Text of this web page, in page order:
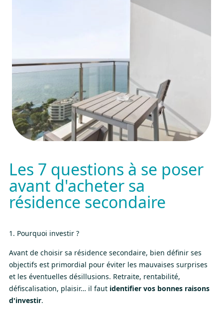
Les 7 questions à se poser
avant d'acheter sa
résidence secondaire
1. Pourquoi investir ?
Avant de choisir sa résidence secondaire, bien définir ses
objectifs est primordial pour éviter les mauvaises surprises
et les éventuelles désillusions. Retraite, rentabilité,
défiscalisation, plaisir… il faut identifier vos bonnes raisons
d'investir.